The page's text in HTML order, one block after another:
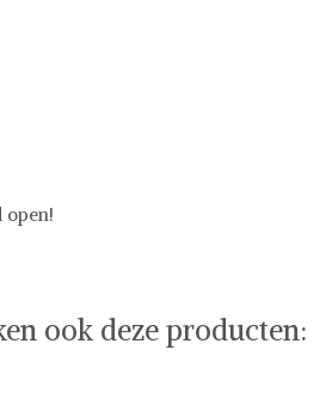
open!
ook deze producten: